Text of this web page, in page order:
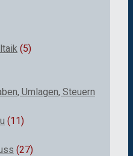
(5)
Umlagen, Steuern
(11)
(27)